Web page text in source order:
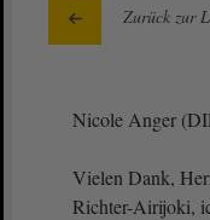
Zurück zur
Nicole Anger
Vielen Dank,
Richter-Airijoki,